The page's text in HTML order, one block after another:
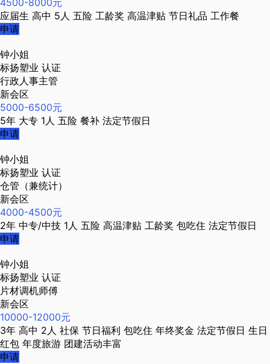
4500-8000元
应届生 高中 5人 五险 工龄奖 高温津贴 节日礼品 工作餐
申请
钟小姐
标扬塑业 认证
行政人事主管
新会区
5000-6500元
5年 大专 1人 五险 餐补 法定节假日
申请
钟小姐
标扬塑业 认证
仓管（兼统计）
新会区
4000-4500元
2年 中专/中技 1人 五险 高温津贴 工龄奖 包吃住 法定节假日
申请
钟小姐
标扬塑业 认证
片材调机师傅
新会区
10000-12000元
3年 高中 2人 社保 节日福利 包吃住 年终奖金 法定节假日 生日
红包 年度旅游 团建活动丰富
申请